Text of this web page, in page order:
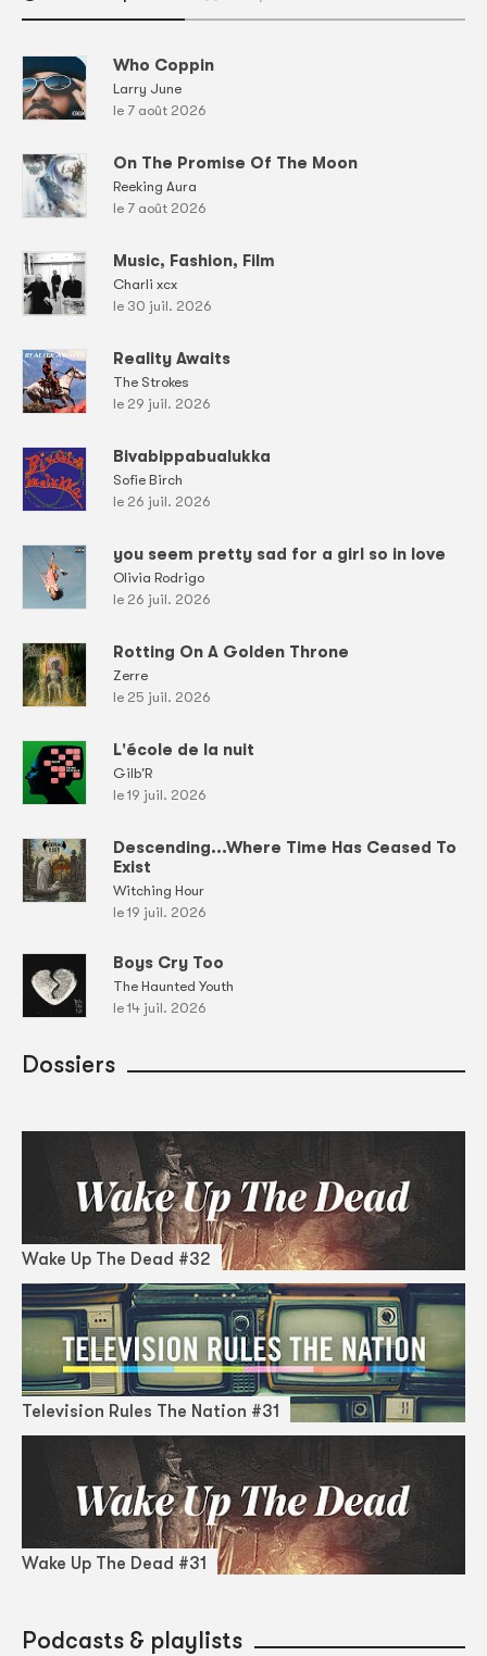
Who Coppin
Larry June
le 7 août 2026
On The Promise Of The Moon
Reeking Aura
le 7 août 2026
Music, Fashion, Film
Charli xcx
le 30 juil. 2026
Reality Awaits
The Strokes
le 29 juil. 2026
Bivabippabualukka
Sofie Birch
le 26 juil. 2026
you seem pretty sad for a girl so in love
Olivia Rodrigo
le 26 juil. 2026
Rotting On A Golden Throne
Zerre
le 25 juil. 2026
L'école de la nuit
Gilb'R
le 19 juil. 2026
Descending...Where Time Has Ceased To
Exist
Witching Hour
le 19 juil. 2026
Boys Cry Too
The Haunted Youth
le 14 juil. 2026
Dossiers
Wake Up The Dead #32
Television Rules The Nation #31
Wake Up The Dead #31
Podcasts & playlists